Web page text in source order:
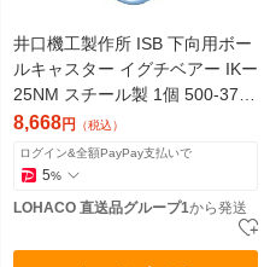
井口機工製作所 ISB 下向用ボー
ルキャスター イグチベアー IKー
25NM スチール製 1個 500-3717
（直送品）
8,668円 （税込）
ログイン&全額PayPay支払いで
5%
LOHACO 直送品グループ1から発送